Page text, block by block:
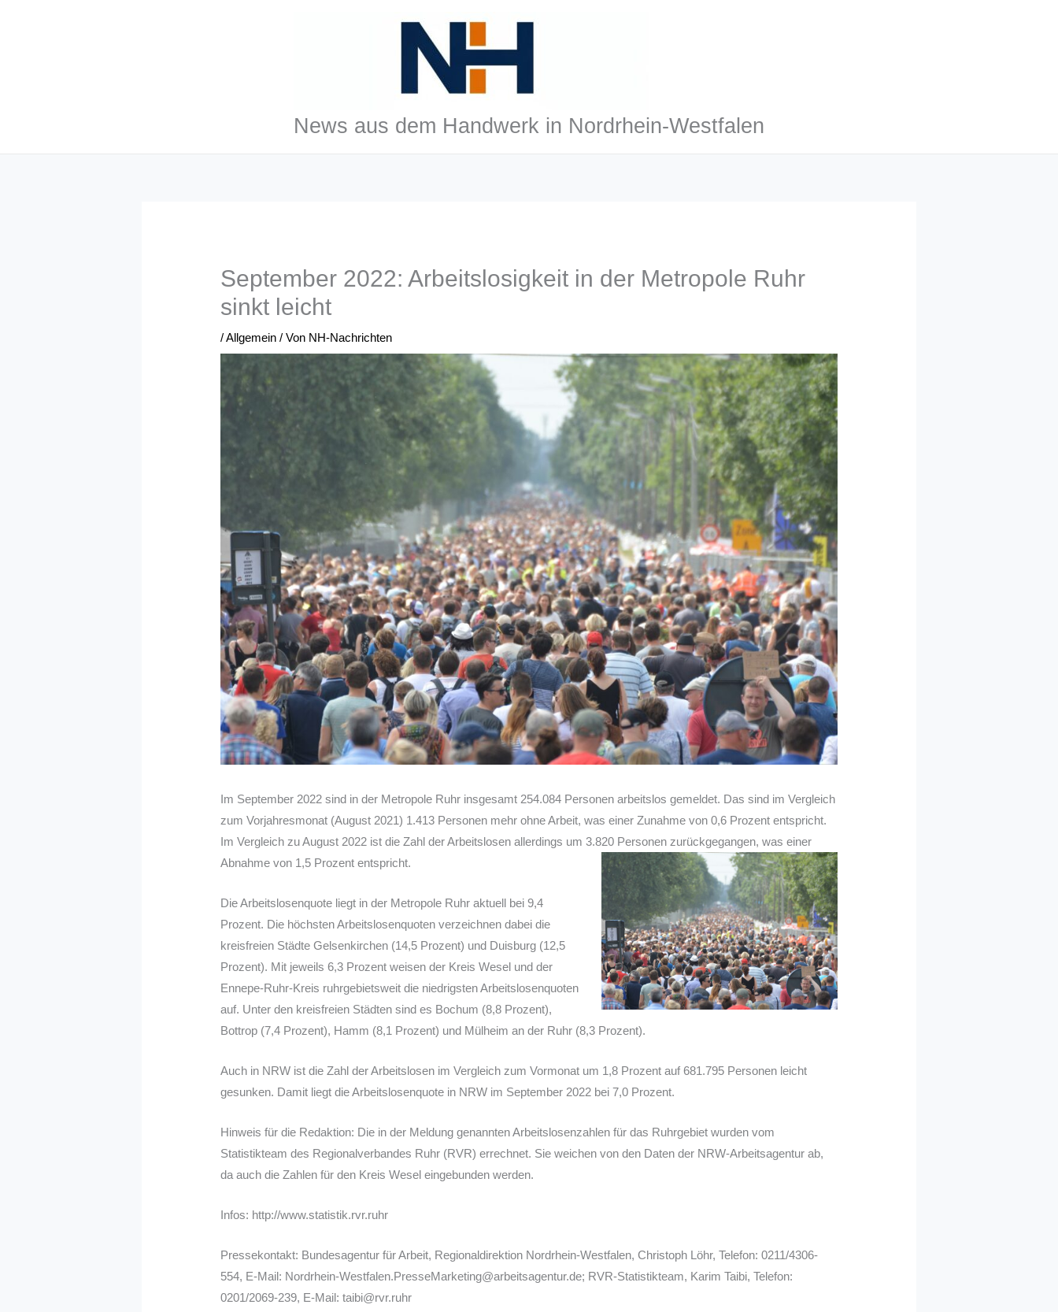
News aus dem Handwerk in Nordrhein-Westfalen
September 2022: Arbeitslosigkeit in der Metropole Ruhr
sinkt leicht
/Allgemein / Von NH-Nachrichten
Im September 2022 sind in der Metropole Ruhr insgesamt 254.084 Personen arbeitslos gemeldet. Das sind im Vergleich
zum Vorjahresmonat (August 2021) 1.413 Personen mehr ohne Arbeit, was einer Zunahme von 0,6 Prozent entspricht.
Im Vergleich zu August 2022 ist die Zahl der Arbeitslosen allerdings um 3.820 Personen zurückgegangen, was einer
Abnahme von 1,5 Prozent entspricht.
Die Arbeitslosenquote liegt in der Metropole Ruhr aktuell bei 9,4
Prozent. Die höchsten Arbeitslosenquoten verzeichnen dabei die
kreisfreien Städte Gelsenkirchen (14,5 Prozent) und Duisburg (12,5
Prozent). Mit jeweils 6,3 Prozent weisen der Kreis Wesel und der
Ennepe-Ruhr-Kreis ruhrgebietsweit die niedrigsten Arbeitslosenquoten
auf. Unter den kreisfreien Städten sind es Bochum (8,8 Prozent),
Bottrop (7,4 Prozent), Hamm (8,1 Prozent) und Mülheim an der Ruhr (8,3 Prozent).
Auch in NRW ist die Zahl der Arbeitslosen im Vergleich zum Vormonat um 1,8 Prozent auf 681.795 Personen leicht
gesunken. Damit liegt die Arbeitslosenquote in NRW im September 2022 bei 7,0 Prozent.
Hinweis für die Redaktion: Die in der Meldung genannten Arbeitslosenzahlen für das Ruhrgebiet wurden vom
Statistikteam des Regionalverbandes Ruhr (RVR) errechnet. Sie weichen von den Daten der NRW-Arbeitsagentur ab,
da auch die Zahlen für den Kreis Wesel eingebunden werden.
Infos: http://www.statistik.rvr.ruhr
Pressekontakt: Bundesagentur für Arbeit, Regionaldirektion Nordrhein-Westfalen, Christoph Löhr, Telefon: 0211/4306-
554, E-Mail: Nordrhein-Westfalen.PresseMarketing@arbeitsagentur.de; RVR-Statistikteam, Karim Taibi, Telefon:
0201/2069-239, E-Mail: taibi@rvr.ruhr